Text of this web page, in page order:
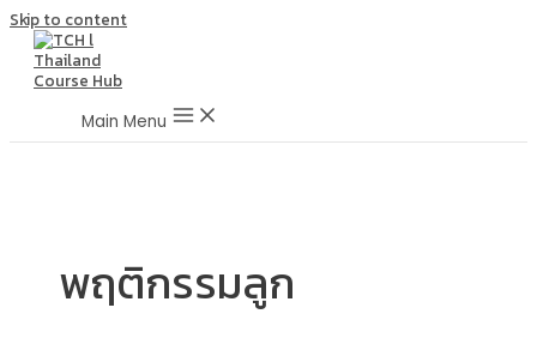
Skip to content
Main Menu
พฤติกรรมลูก